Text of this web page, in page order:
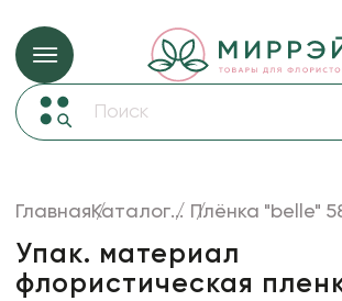
Упаковка для цветов и подарков
ГлавнаяКаталог... Плёнка "belle"
Упак. материал
флористическая